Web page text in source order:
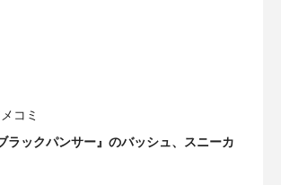
コミ
ラックパンサー』のバッシュ、スニーカ